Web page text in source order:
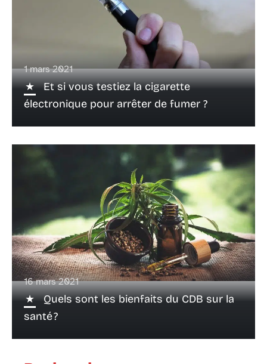
1 mars 2021
Et si vous testiez la cigarette
électronique pour arrêter de fumer ?
16 mars 2021
Quels sont les bienfaits du CDB sur la
santé ?